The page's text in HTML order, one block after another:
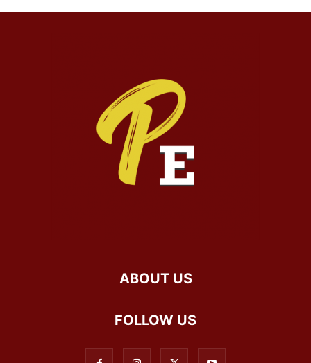
ABOUT US
FOLLOW US